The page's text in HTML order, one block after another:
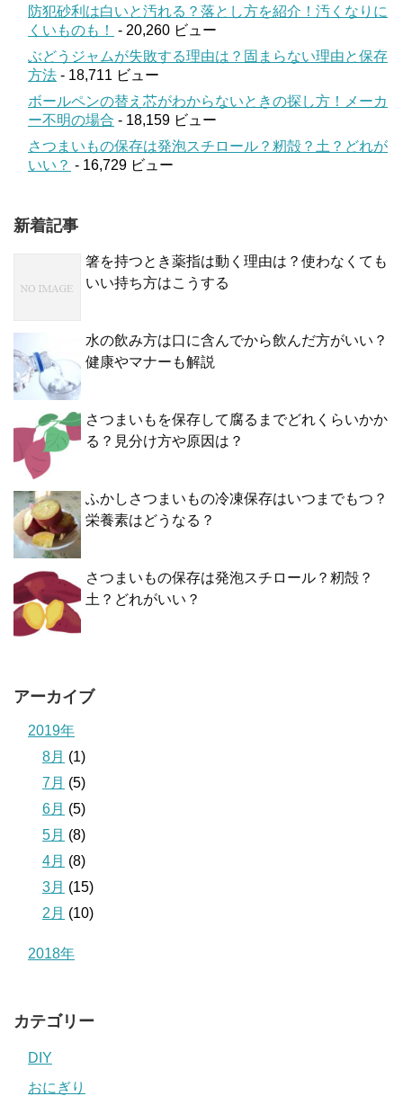
防犯砂利は白いと汚れる？落とし方を紹介！汚くなりに
くいものも！
- 20,260 ビュー
ぶどうジャムが失敗する理由は？固まらない理由と保存
方法 - 18,711 ビュー
ボールペンの替え芯がわからないときの探し方！メーカ
ー不明の場合 - 18,159 ビュー
さつまいもの保存は発泡スチロール？籾殻？土？どれが
いい？ - 16,729 ビュー
新着記事
箸を持つとき薬指は動く理由は？使わなくても
いい持ち方はこうする
水の飲み方は口に含んでから飲んだ方がいい？
健康やマナーも解説
さつまいもを保存して腐るまでどれくらいかか
る？見分け方や原因は？
ふかしさつまいもの冷凍保存はいつまでもつ？
栄養素はどうなる？
さつまいもの保存は発泡スチロール？籾殻？
土？どれがいい？
アーカイブ
2019年
8月 (1)
7月 (5)
6月 (5)
5月 (8)
4月 (8)
3月 (15)
2月 (10)
2018年
カテゴリー
DIY
おにぎり